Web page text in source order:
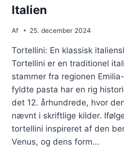
Italien
Af 25. december 2024
Tortellini: En klassisk
Tortellini er en traditionel
stammer fra regionen
fyldte pasta har en rig
det 12. århundrede, hvor
nævnt i skriftlige kilder.
tortellini inspireret af den
Venus, og dens form…